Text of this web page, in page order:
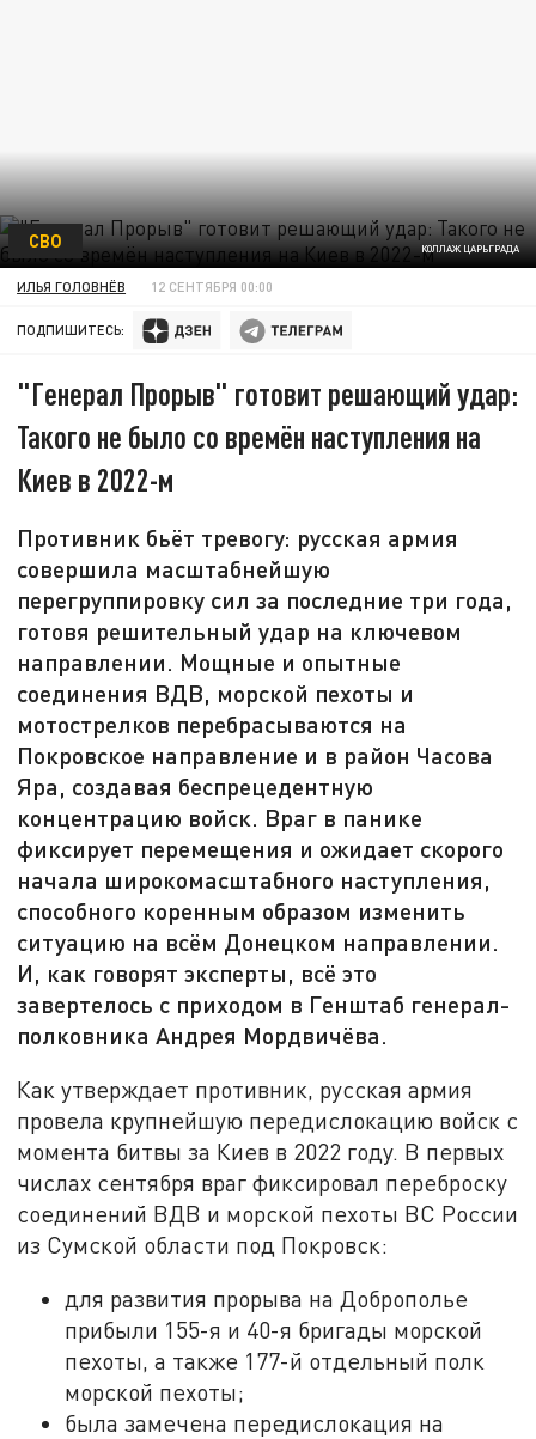
КОЛЛАЖ ЦАРЬГРАДА
СВО
ИЛЬЯ ГОЛОВНЁВ 12 СЕНТЯБРЯ 00:00
ПОДПИШИТЕСЬ:
"Генерал Прорыв" готовит решающий удар:
Такого не было со времён наступления на
Киев в 2022-м
Противник бьёт тревогу: русская армия
совершила масштабнейшую
перегруппировку сил за последние три года,
готовя решительный удар на ключевом
направлении. Мощные и опытные
соединения ВДВ, морской пехоты и
мотострелков перебрасываются на
Покровское направление и в район Часова
Яра, создавая беспрецедентную
концентрацию войск. Враг в панике
фиксирует перемещения и ожидает скорого
начала широкомасштабного наступления,
способного коренным образом изменить
ситуацию на всём Донецком направлении.
И, как говорят эксперты, всё это
завертелось с приходом в Генштаб генерал-
полковника Андрея Мордвичёва.
Как утверждает противник, русская армия
провела крупнейшую передислокацию войск с
момента битвы за Киев в 2022 году. В первых
числах сентября враг фиксировал переброску
соединений ВДВ и морской пехоты ВС России
из Сумской области под Покровск:
для развития прорыва на Доброполье
прибыли 155-я и 40-я бригады морской
пехоты, а также 177-й отдельный полк
морской пехоты;
была замечена передислокация на